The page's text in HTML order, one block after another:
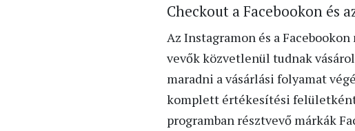
Checkout a Facebookon és
Az Instagramon és a
vevők közvetlenül tudnak
maradni a vásárlási folyamat
komplett értékesítési felületként
programban résztvevő márkák